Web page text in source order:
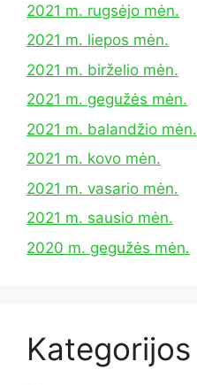
2021 m. rugsėjo mėn.
2021 m. liepos mėn.
2021 m. birželio mėn.
2021 m. gegužės mėn.
2021 m. balandžio mėn.
2021 m. kovo mėn.
2021 m. vasario mėn.
2021 m. sausio mėn.
2020 m. gegužės mėn.
Kategorijos